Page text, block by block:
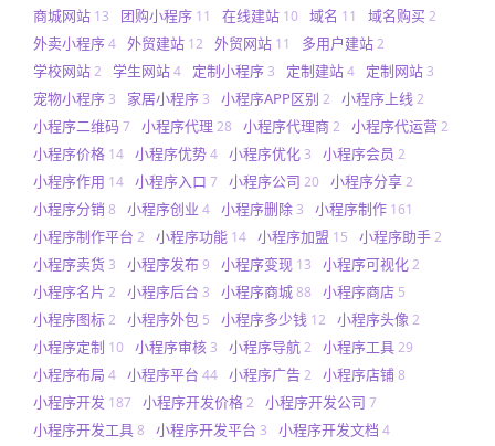
商城网站 13 团购小程序 11 在线建站 10 域名 11 域名购买2
外卖小程序4 外贸建站 12 外贸网站 11 多用户建站2
学校网站2 学生网站4 定制小程序 3 定制建站4 定制网站 3
宠物小程序 3 家居小程序 3 小程序APP区别 2 小程序上线 2
小程序二维码7 小程序代理 28 小程序代理商2 小程序代运营2
小程序价格 14 小程序优势4 小程序优化 3 小程序会员 2
小程序作用 14 小程序入口 7 小程序公司 20 小程序分享2
小程序分销 8 小程序创业 4 小程序删除 3 小程序制作 161
小程序制作平台 2 小程序功能 14 小程序加盟 15 小程序助手2
小程序卖货 3 小程序发布9 小程序变现 13 小程序可视化2
小程序名片 2 小程序后台 3 小程序商城88 小程序商店 5
小程序图标2 小程序外包 5 小程序多少钱 12 小程序头像 2
小程序定制 10 小程序审核 3 小程序导航2 小程序工具29
小程序布局 4 小程序平台 44 小程序广告2 小程序店铺8
小程序开发 187 小程序开发价格2 小程序开发公司 7
小程序开发工具8 小程序开发平台 3 小程序开发文档 4